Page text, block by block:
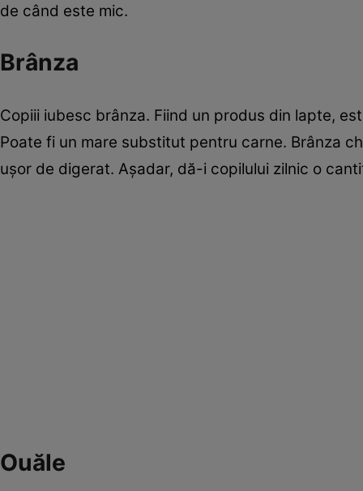
de când este mic.
Brânza
Copiii iubesc brânza. Fiind un produs din lapte,
Poate fi un mare substitut pentru carne. Brânza
uşor de digerat. Aşadar, dă-i copilului zilnic o
Ouăle